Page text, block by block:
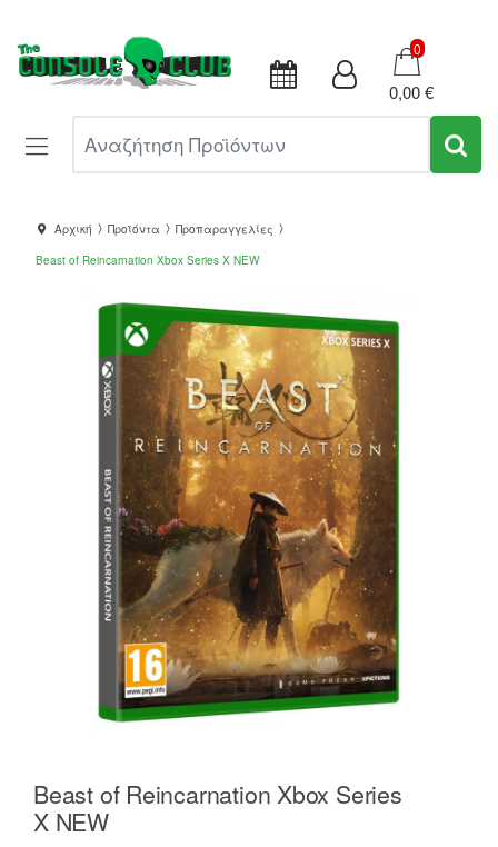
Καλάθι
0
0,00 €
Αρχική Προϊόντα
Προπαραγγελίες
Beast of Reincarnation Xbox Series X NEW
Beast of Reincarnation Xbox Series
X NEW